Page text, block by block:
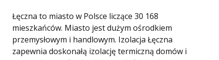
Łęczna to miasto w Polsce liczące 30 168
mieszkańców. Miasto jest dużym ośrodkiem
przemysłowym i handlowym. Izolacja Łęczna
zapewnia doskonałą izolację termiczną domów i